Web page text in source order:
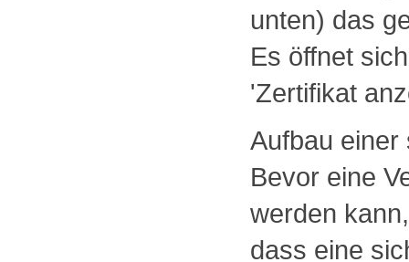
unten) das
Es öffnet
'Zertifikat
Aufbau einer
Bevor eine
werden
dass eine